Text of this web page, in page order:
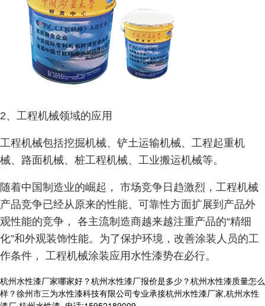
2、工程机械领域的应用
工程机械包括挖掘机械、铲土运输机械、工程起重机
械、路面机械、桩工程机械、工业搬运机械等。
随着中国制造业的崛起， 市场竞争日趋激烈，工程机械
产品竞争已经从原来的性能、可靠性方面扩展到产品外
观性能的竞争， 各主流制造商越来越注重产品的“精细
化”和外观装饰性能。为了保护环境，改善涂装人员的工
作条件， 工程机械涂装应用水性漆势在必行。
杭州水性漆厂家哪家好？杭州水性漆厂报价是多少？杭州水性漆质量怎么
样？徐州市三为水性漆科技有限公司专业承接杭州水性漆厂家,杭州水性